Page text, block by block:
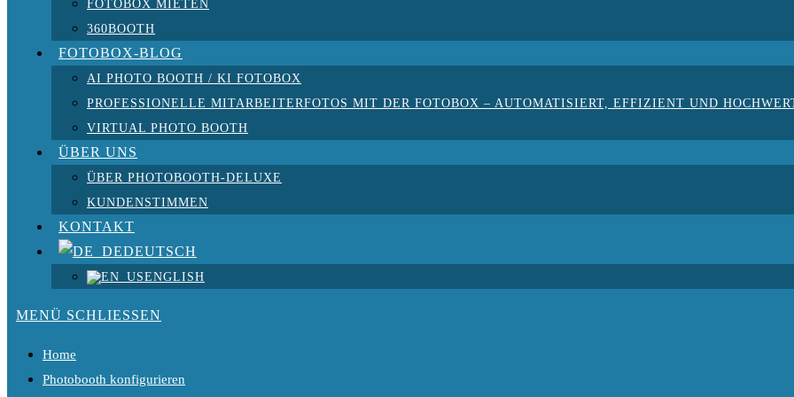
FOTOBOX MIETEN
360BOOTH
FOTOBOX-BLOG
AI PHOTO BOOTH / KI FOTOBOX
PROFESSIONELLE MITARBEITERFOTOS MIT DER FOTOBOX – AUTOMATISIERT, EFFIZIENT UND
VIRTUAL PHOTO BOOTH
ÜBER UNS
ÜBER PHOTOBOOTH-DELUXE
KUNDENSTIMMEN
KONTAKT
DEUTSCH
ENGLISH
MENÜ SCHLIESSEN
Home
Photobooth konfigurieren